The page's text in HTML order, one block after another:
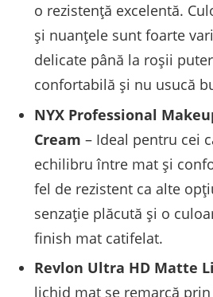
o rezistență excelentă.
și nuanțele sunt foarte
delicate până la roșii
confortabilă și nu usucă
NYX Professional
Cream – Ideal pentru cei
echilibru între mat și
fel de rezistent ca alte
senzație plăcută și o
finish mat catifelat.
Revlon Ultra HD Matte
lichid mat se remarcă